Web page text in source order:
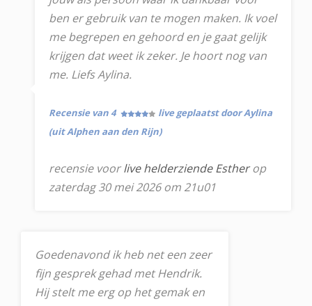
ben er gebruik van te mogen maken. Ik voel
me begrepen en gehoord en je gaat gelijk
krijgen dat weet ik zeker. Je hoort nog van
me. Liefs Aylina.
Recensie van 4
live geplaatst door Aylina
(uit Alphen aan den Rijn)
recensie voorlive helderziende Estherop
zaterdag 30 mei 2026 om 21u01
Goedenavond ik heb net een zeer
fijn gesprek gehad met Hendrik.
Hij stelt me erg op het gemak en